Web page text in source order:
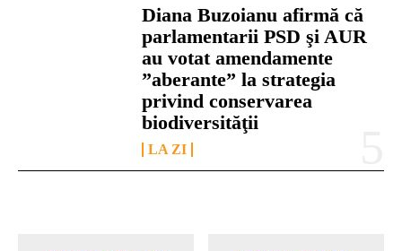
Diana Buzoianu afirmă că
parlamentarii PSD şi AUR
au votat amendamente
”aberante” la strategia
privind conservarea
biodiversităţii
LA ZI